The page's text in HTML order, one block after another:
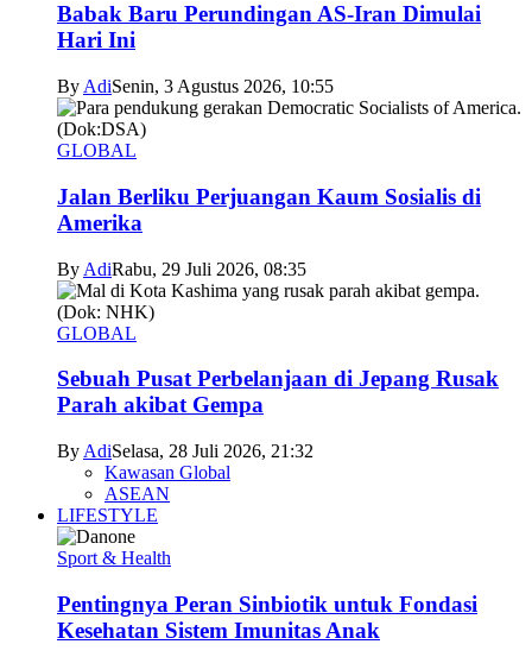
Babak Baru Perundingan AS-Iran Dimulai
Hari Ini
By AdiSenin, 3 Agustus 2026, 10:55
GLOBAL
Jalan Berliku Perjuangan Kaum Sosialis di
Amerika
By AdiRabu, 29 Juli 2026, 08:35
GLOBAL
Sebuah Pusat Perbelanjaan di Jepang Rusak
Parah akibat Gempa
By AdiSelasa, 28 Juli 2026, 21:32
Kawasan Global
ASEAN
LIFESTYLE
Sport & Health
Pentingnya Peran Sinbiotik untuk Fondasi
Kesehatan Sistem Imunitas Anak